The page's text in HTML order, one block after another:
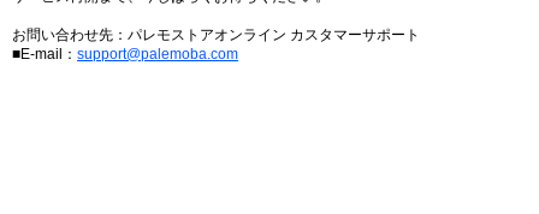
お問い合わせ先：パレモストアオンライン カスタマーサポート
■E-mail： support@palemoba.com